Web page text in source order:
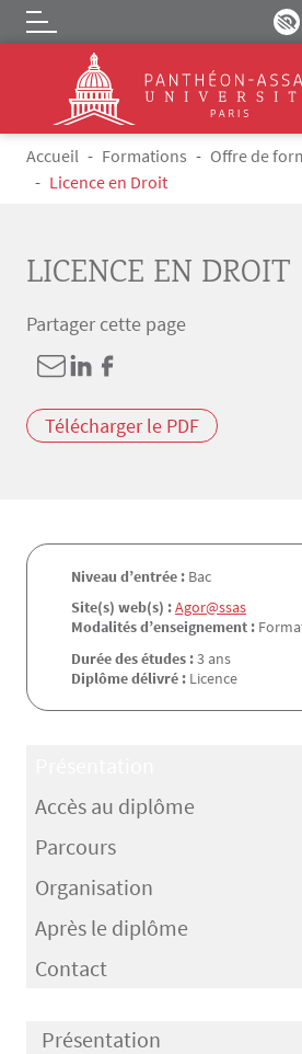
Aller au contenu principal
Logo
Fil d'Ariane
Accueil Formations
Offre de
Licence en Droit
LICENCE EN DROIT
Partager cette page
Télécharger le PDF
Niveau d’entrée : Bac
Site(s) web(s) :Agor@ssas
Modalités d’enseignement :
Durée des études :3 ans
Diplôme délivré : Licence
Accès au diplôme
Parcours
Organisation
Après le diplôme
Contact
Présentation